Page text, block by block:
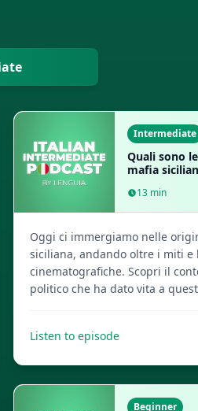
Intermediate
Quali sono
mafia
13 min
Oggi ci immergiamo nelle
siciliana, andando oltre i miti e
cinematografiche. Scopri il
politico che ha dato vita a
amichevoli host AI, ti offre
Listen to episode
Beginner